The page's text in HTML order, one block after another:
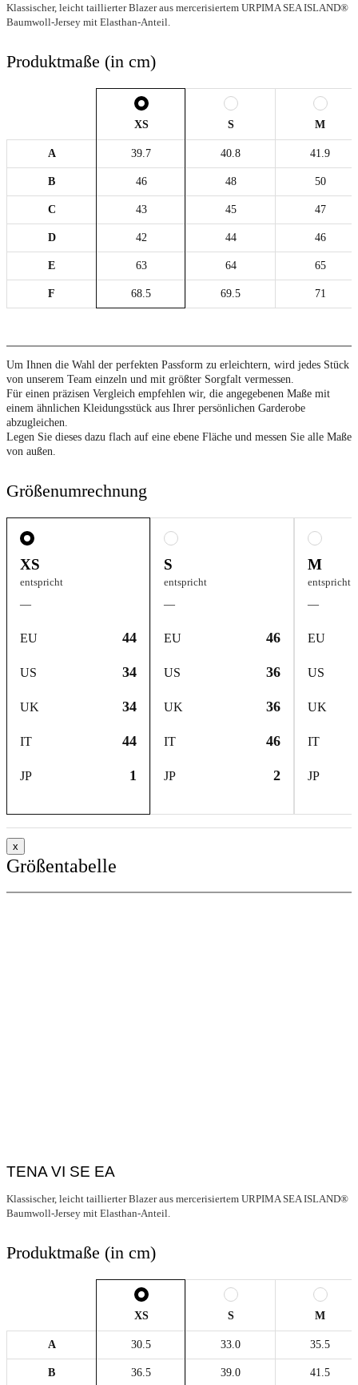
Klassischer, leicht taillierter Blazer aus mercerisiertem URPIMA SEA ISLAND®
Baumwoll-Jersey mit Elasthan-Anteil.
Produktmaße (in cm)
XS S M
A 39.7 40.8 41.9
B 46 48 50
C 43 45 47
D 42 44 46
E 63 64 65
F 68.5 69.5 71
Um Ihnen die Wahl der perfekten Passform zu erleichtern, wird jedes Stück
von unserem Team einzeln und mit größter Sorgfalt vermessen.
Für einen präzisen Vergleich empfehlen wir, die angegebenen Maße mit
einem ähnlichen Kleidungsstück aus Ihrer persönlichen Garderobe
abzugleichen.
Legen Sie dieses dazu flach auf eine ebene Fläche und messen Sie alle Maße
von außen.
Größenumrechnung
XS
entspricht
—
EU 44
US 34
UK 34
IT 44
JP 1
S
entspricht
—
EU 46
US 36
UK 36
IT 46
JP 2
M
entspricht
—
EU
US
UK
IT
JP
x
Größentabelle
TENA VI SE EA
Klassischer, leicht taillierter Blazer aus mercerisiertem URPIMA SEA ISLAND®
Baumwoll-Jersey mit Elasthan-Anteil.
Produktmaße (in cm)
XS S M
A 30.5 33.0 35.5
B 36.5 39.0 41.5